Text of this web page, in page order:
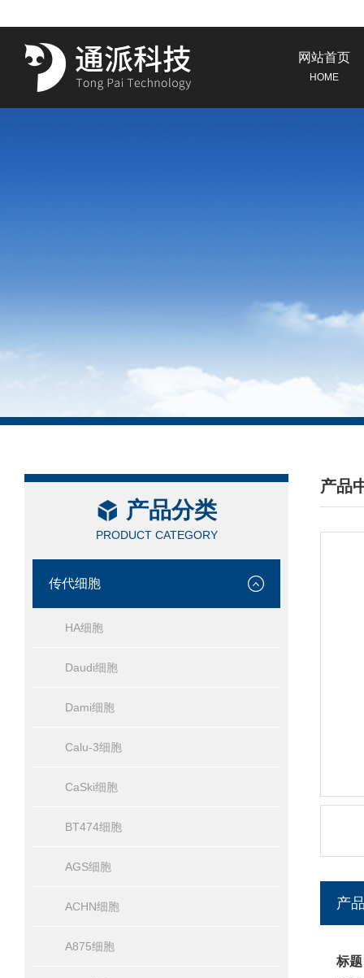
网站首页
HOME
产品分类
PRODUCT CATEGORY
传代细胞
HA细胞
Daudi细胞
Dami细胞
Calu-3细胞
CaSki细胞
BT474细胞
AGS细胞
ACHN细胞
A875细胞
产品
/
产
标